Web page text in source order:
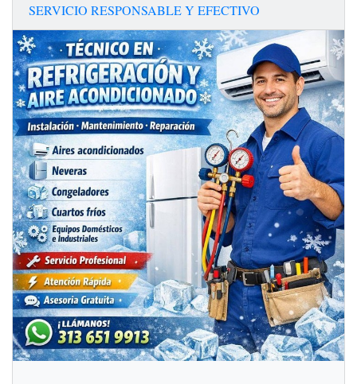
SERVICIO RESPONSABLE Y EFECTIVO